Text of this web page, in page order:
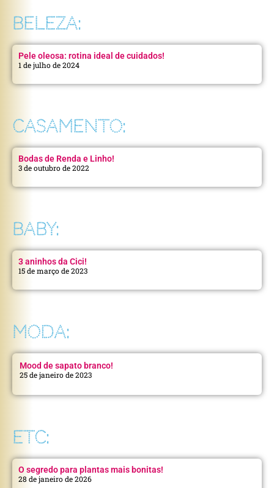
BELEZA:
Pele oleosa: rotina ideal de cuidados!
1 de julho de 2024
CASAMENTO:
Bodas de Renda e Linho!
3 de outubro de 2022
BABY:
3 aninhos da Cici!
15 de março de 2023
MODA:
Mood de sapato branco!
25 de janeiro de 2023
ETC:
O segredo para plantas mais bonitas!
28 de janeiro de 2026